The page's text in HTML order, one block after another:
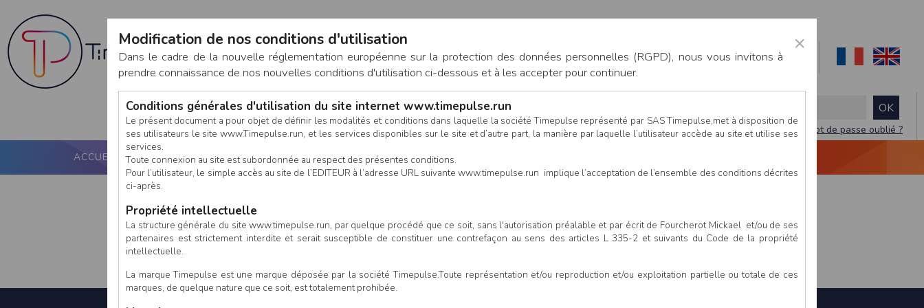
CONNEXION
Mot de passe oublié ?
ACCUEIL PUCE ACTIVE NOS SERVICES CALENDRIER RÉSULTATS
×
Modification de nos conditions d'utilisation
Dans le cadre de la nouvelle réglementation européenne sur la protection des données personnelles (RGPD), nous vous invitons à
prendre connaissance de nos nouvelles conditions d'utilisation ci-dessous et à les accepter pour continuer.
Conditions générales d'utilisation du site internet www.timepulse.run
Le présent document a pour objet de définir les modalités et conditions dans laquelle la société Timepulse représenté par SAS Timepulse,met à disposition de
ses utilisateurs le site www.Timepulse.run, et les services disponibles sur le site et d’autre part, la manière par laquelle l’utilisateur accède au site et utilise ses
services.
Toute connexion au site est subordonnée au respect des présentes conditions.
Pour l’utilisateur, le simple accès au site de l’EDITEUR à l’adresse URL suivante www.timepulse.run implique l’acceptation de l’ensemble des conditions décrites
ci-après.
Propriété intellectuelle
La structure générale du site www.timepulse.run, par quelque procédé que ce soit, sans l'autorisation préalable et par écrit de Fourcherot Mickael et/ou de ses
partenaires est strictement interdite et serait susceptible de constituer une contrefaçon au sens des articles L 335-2 et suivants du Code de la propriété
intellectuelle.
La marque Timepulse est une marque déposée par la société Timepulse.Toute représentation et/ou reproduction et/ou exploitation partielle ou totale de ces
marques, de quelque nature que ce soit, est totalement prohibée.